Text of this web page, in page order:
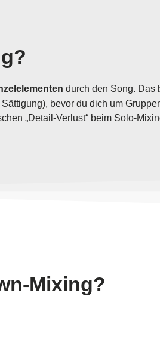
durch den Song. Das
Sättigung), bevor du dich um
„Detail-Verlust“ beim Solo-
Mixing?